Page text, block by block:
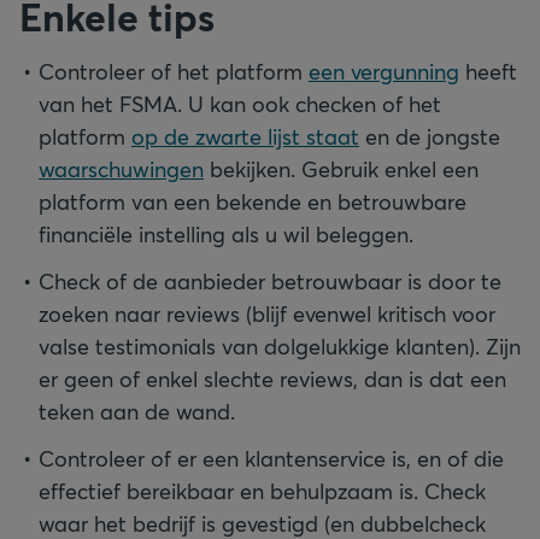
Enkele tips
Controleer of het platform een vergunning heeft
van het FSMA. U kan ook checken of het
platform op de zwarte lijst staat en de jongste
waarschuwingen bekijken. Gebruik enkel een
platform van een bekende en betrouwbare
financiële instelling als u wil beleggen.
Check of de aanbieder betrouwbaar is door te
zoeken naar reviews (blijf evenwel kritisch voor
valse testimonials van dolgelukkige klanten). Zijn
er geen of enkel slechte reviews, dan is dat een
teken aan de wand.
Controleer of er een klantenservice is, en of die
effectief bereikbaar en behulpzaam is. Check
waar het bedrijf is gevestigd (en dubbelcheck